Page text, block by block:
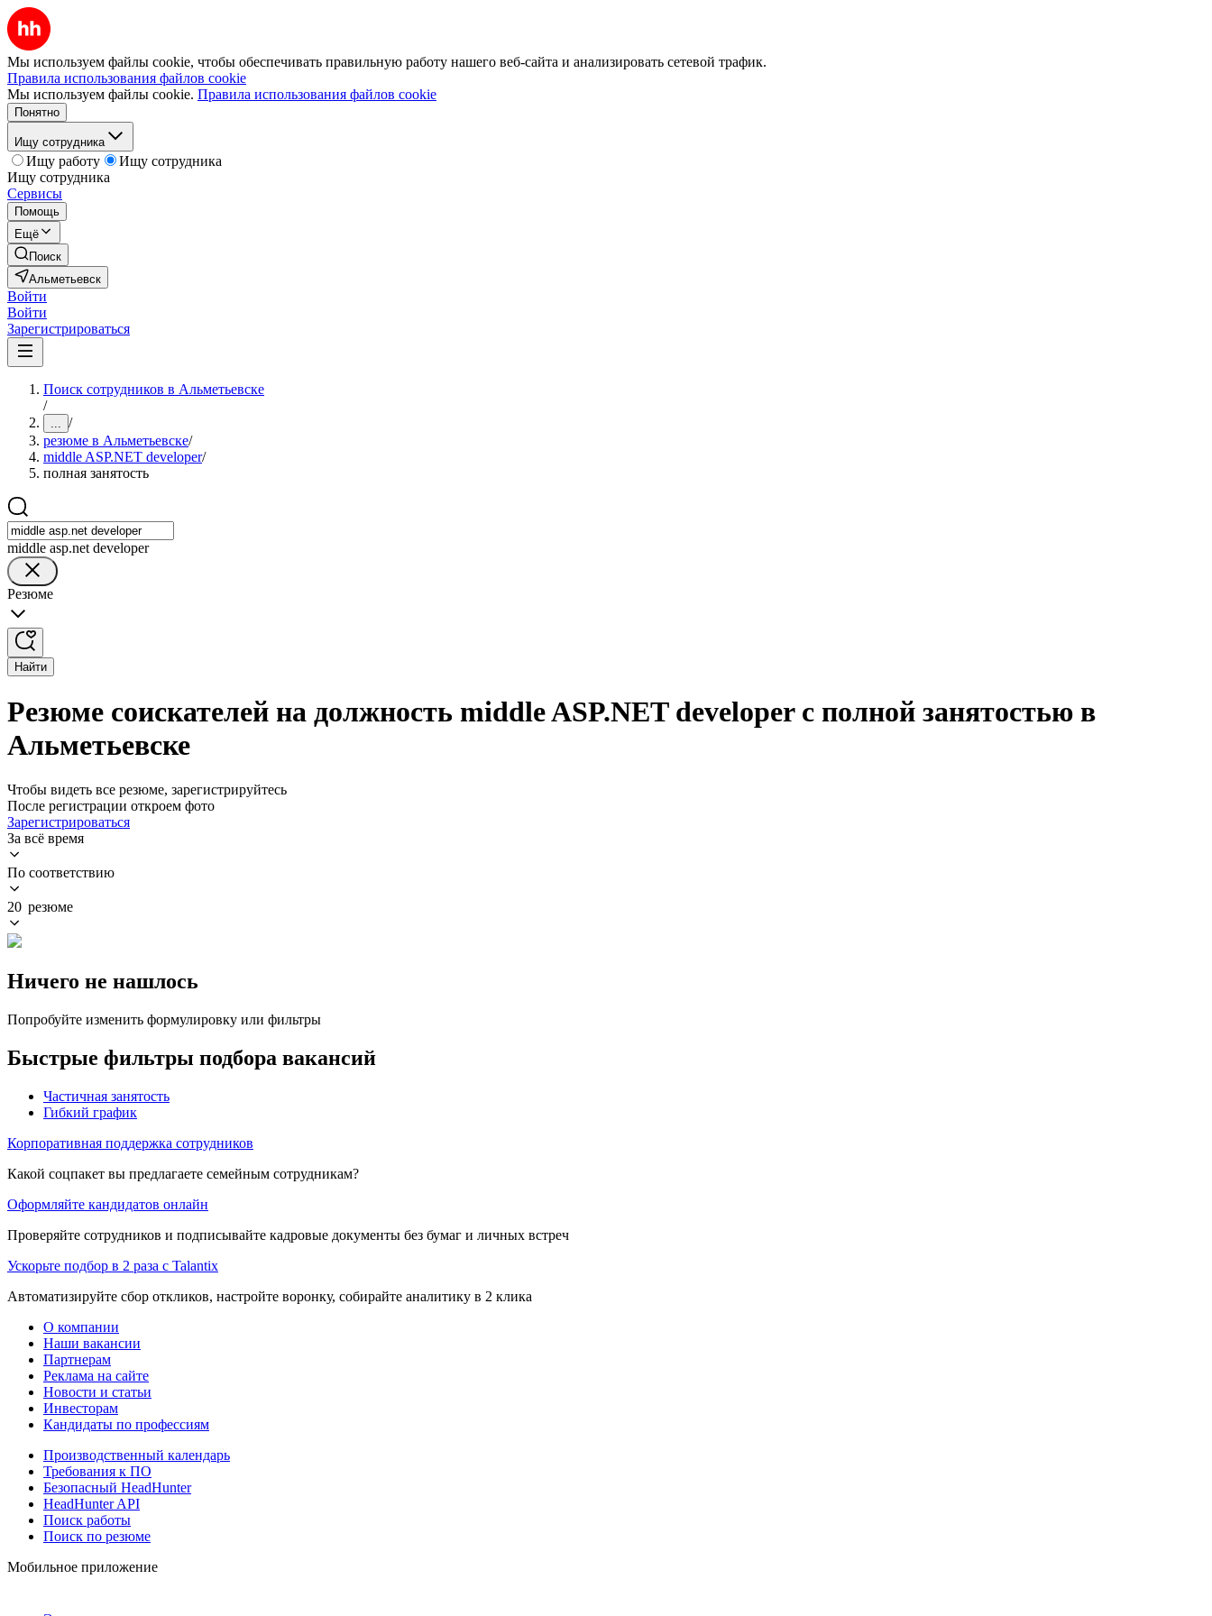
Мы используем файлы cookie, чтобы обеспечивать правильную работу нашего веб-сайта и анализировать сетевой трафик.
Правила использования файлов cookie
Мы используем файлы cookie. Правила использования файлов cookie
Понятно
Ищу сотрудника
Ищу работу
Ищу сотрудника
Ищу сотрудника
Сервисы
Помощь
Ещё
Поиск
Альметьевск
Войти
Войти
Зарегистрироваться
Поиск сотрудников в Альметьевске
/
... /
резюме в Альметьевске/
middle ASP.NET developer/
полная занятость
middle asp.net developer
Резюме
Найти
Резюме соискателей на должность middle ASP.NET developer с полной занятостью в
Альметьевске
Чтобы видеть все резюме, зарегистрируйтесь
После регистрации откроем фото
Зарегистрироваться
За всё время
По соответствию
20 резюме
Ничего не нашлось
Попробуйте изменить формулировку или фильтры
Быстрые фильтры подбора вакансий
Частичная занятость
Гибкий график
Корпоративная поддержка сотрудников
Какой соцпакет вы предлагаете семейным сотрудникам?
Оформляйте кандидатов онлайн
Проверяйте сотрудников и подписывайте кадровые документы без бумаг и личных встреч
Ускорьте подбор в 2 раза с Talantix
Автоматизируйте сбор откликов, настройте воронку, собирайте аналитику в 2 клика
О компании
Наши вакансии
Партнерам
Реклама на сайте
Новости и статьи
Инвесторам
Кандидаты по профессиям
Производственный календарь
Требования к ПО
Безопасный HeadHunter
HeadHunter API
Поиск работы
Поиск по резюме
Мобильное приложение